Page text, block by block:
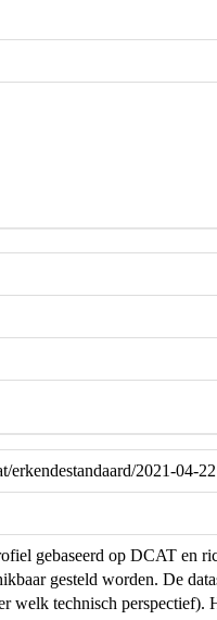
erkendestandaard/2021-04-22
gebaseerd op DCAT en
gesteld worden. De
welk technisch perspectief).